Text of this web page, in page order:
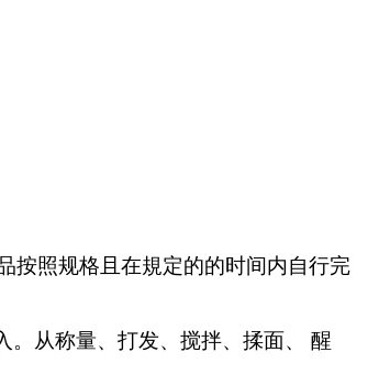
按照规格且在規定的的时间内自行完
。从称量、打发、搅拌、揉面、 醒